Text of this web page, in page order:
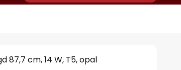
87,7 cm, 14 W, T5, opal